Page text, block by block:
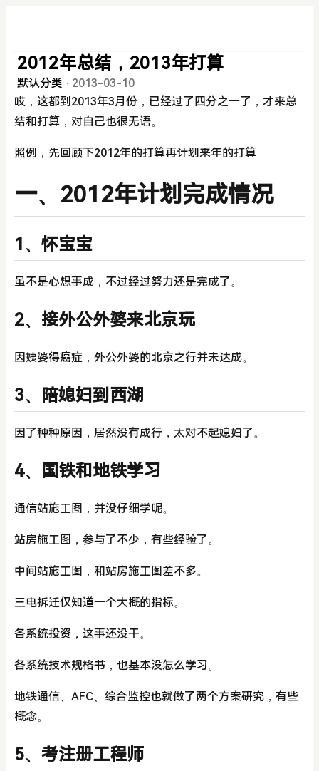
2012年总结，2013年打算
默认分类 · 2013-03-10
哎，这都到2013年3月份，已经过了四分之一了，才来总
结和打算，对自己也很无语。
照例，先回顾下2012年的打算再计划来年的打算
一、2012年计划完成情况
1、怀宝宝
虽不是心想事成，不过经过努力还是完成了。
2、接外公外婆来北京玩
因姨婆得癌症，外公外婆的北京之行并未达成。
3、陪媳妇到西湖
因了种种原因，居然没有成行，太对不起媳妇了。
4、国铁和地铁学习
通信站施工图，并没仔细学呢。
站房施工图，参与了不少，有些经验了。
中间站施工图，和站房施工图差不多。
三电拆迁仅知道一个大概的指标。
各系统投资，这事还没干。
各系统技术规格书，也基本没怎么学习。
地铁通信、AFC、综合监控也就做了两个方案研究，有些
概念。
5、考注册工程师